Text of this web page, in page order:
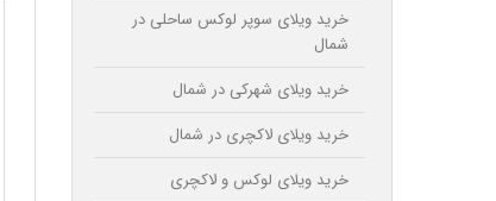
خرید ویلای سوپر لوکس ساحلی در
شمال
خرید ویلای شهرکی در شمال
خرید ویلای لاکچری در شمال
خرید ویلای لوکس و لاکچری